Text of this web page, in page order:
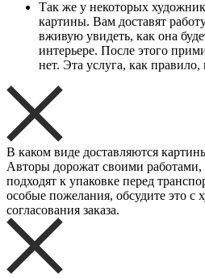
Так же у некоторых
картины. Вам доставят
вживую увидеть, как она
интерьере. После этого
нет. Эта услуга, как правило,
В каком виде доставляются
Авторы дорожат своими работами,
подходят к упаковке перед
особые пожелания, обсудите это с
согласования заказа.